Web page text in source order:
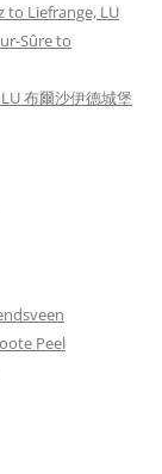
to Liefrange, LU
Sûre to
布爾沙伊德城堡
Peel